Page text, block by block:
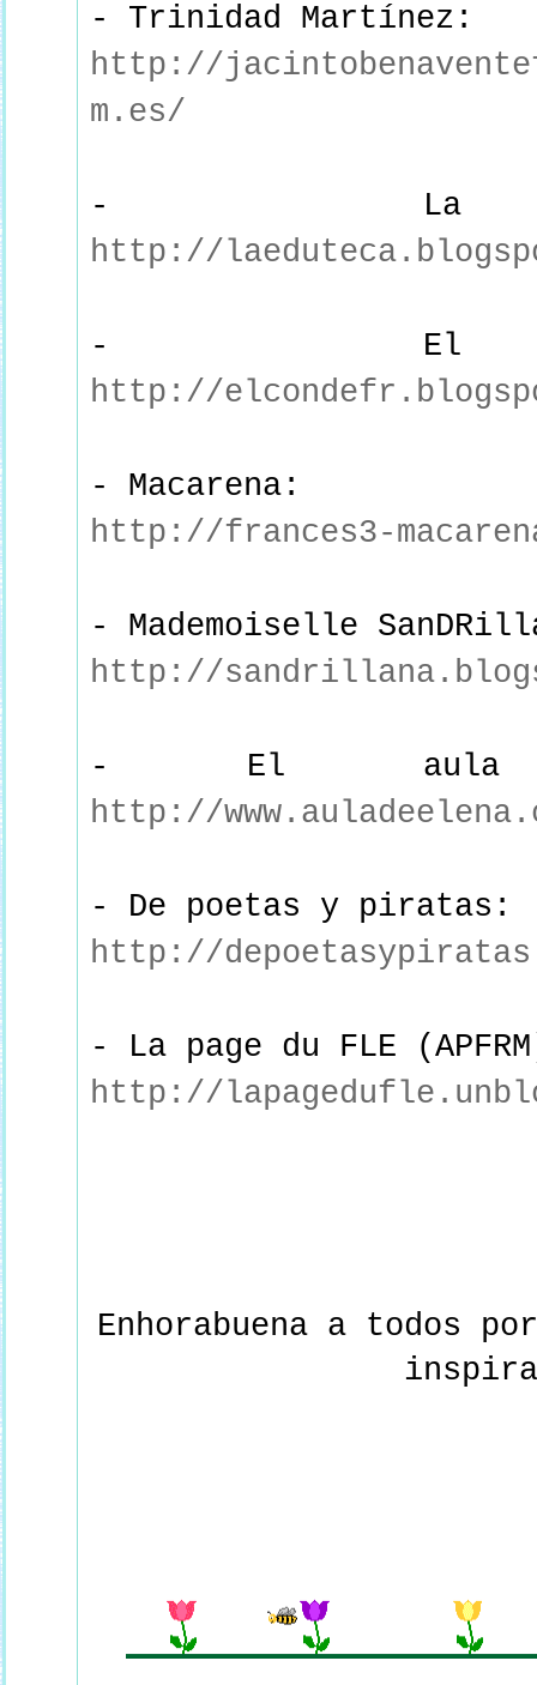
- Trinidad Martínez:
http://
m.es/
- La
http://
- El
http://
- Macarena:
http://frances3-
- Mademoiselle
http://
- El aula
http://
- De poetas y piratas:
http://
- La page du FLE
http://
Enhorabuena a todos